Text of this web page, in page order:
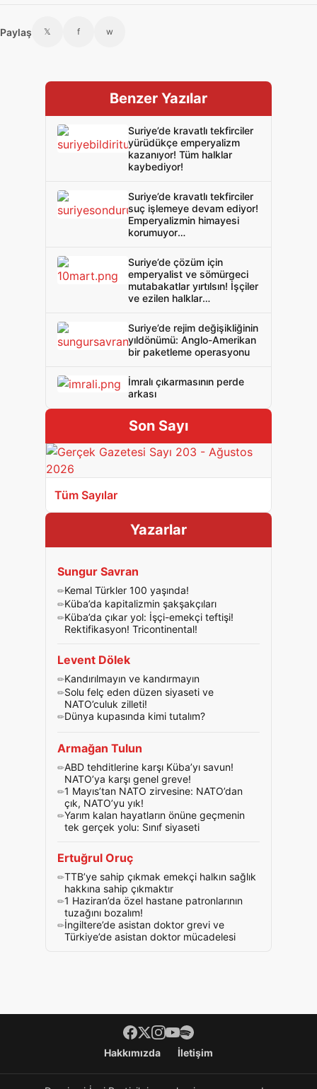
Paylaş 𝕏 f w
Benzer Yazılar
Suriye’de kravatlı tekfirciler
yürüdükçe emperyalizm
kazanıyor! Tüm halklar
kaybediyor!
Suriye’de kravatlı tekfirciler
suç işlemeye devam ediyor!
Emperyalizmin himayesi
korumuyor
Suriye’de çözüm için
emperyalist ve sömürgeci
mutabakatlar yırtılsın! İşçiler
ve ezilen halklar
sömürgeciliğe karşı
birleşsin!
Suriye’de rejim değişikliğinin
yıldönümü: Anglo-Amerikan
bir paketleme operasyonu
İmralı çıkarmasının perde
arkası
Son Sayı
Tüm Sayılar
Yazarlar
Sungur Savran
Kemal Türkler 100 yaşında!
Küba’da kapitalizmin şakşakçıları
Küba’da çıkar yol: İşçi-emekçi teftişi!
Rektifikasyon! Tricontinental!
Levent Dölek
Kandırılmayın ve kandırmayın
Solu felç eden düzen siyaseti ve
NATO’culuk zilleti!
Dünya kupasında kimi tutalım?
Armağan Tulun
ABD tehditlerine karşı Küba’yı savun!
NATO’ya karşı genel greve!
1 Mayıs’tan NATO zirvesine: NATO’dan
çık, NATO’yu yık!
Yarım kalan hayatların önüne geçmenin
tek gerçek yolu: Sınıf siyaseti
Ertuğrul Oruç
TTB’ye sahip çıkmak emekçi halkın sağlık
hakkına sahip çıkmaktır
1 Haziran’da özel hastane patronlarının
tuzağını bozalım!
İngiltere’de asistan doktor grevi ve
Türkiye’de asistan doktor mücadelesi
Footer menüHakkımızda İletişim